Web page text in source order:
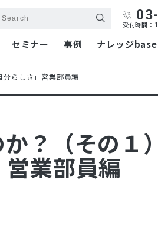
受付時間
セミナー 事例 ナレッジbase
らしさ」営業部員編
？（その１）
営業部員編